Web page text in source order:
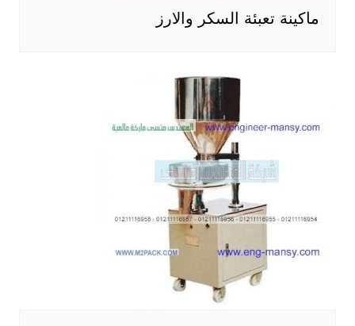
ماكينة تعبئة السكر والارز